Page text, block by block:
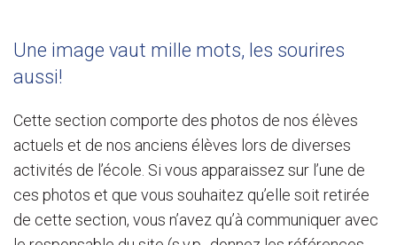
Une image vaut mille mots, les sourires
aussi!
Cette section comporte des photos de nos élèves
actuels et de nos anciens élèves lors de diverses
activités de l’école. Si vous apparaissez sur l’une de
ces photos et que vous souhaitez qu’elle soit retirée
de cette section, vous n’avez qu’à communiquer avec